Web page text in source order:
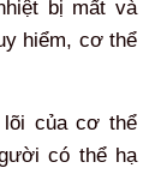
bị mất và
hiểm, cơ thể
lõi của cơ thể
có thể hạ